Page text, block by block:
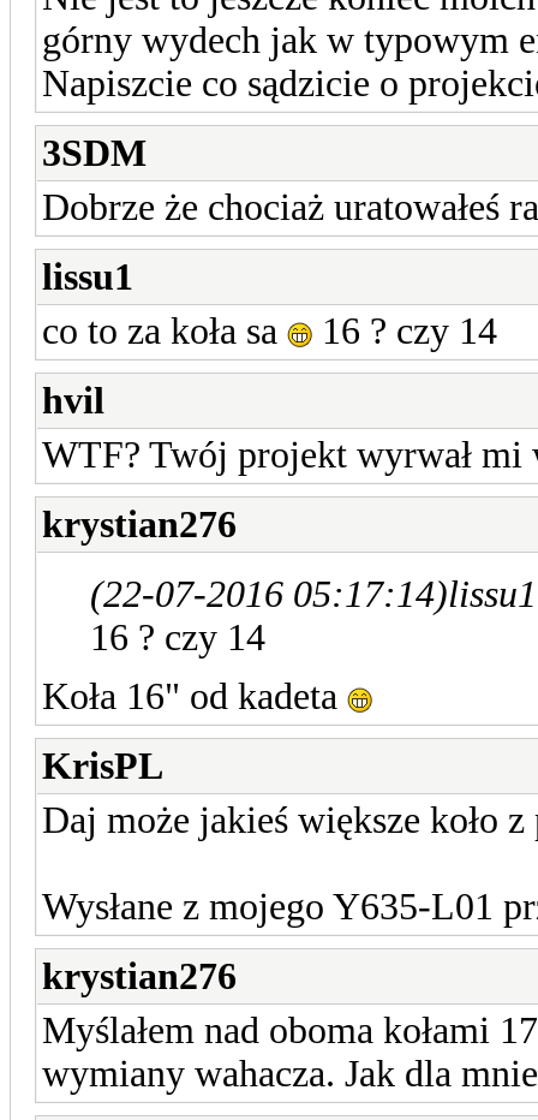
górny wydech jak w typowym
Napiszcie co sądzicie o
3SDM
Dobrze że chociaż uratowałeś
lissu1
co to za koła sa
16 ? czy 14
hvil
WTF? Twój projekt wyrwał
krystian276
(22-07-2016 05:17:14)
16 ? czy 14
Koła 16" od kadeta
KrisPL
Daj może jakieś większe koło z
Wysłane z mojego Y635-L01
krystian276
Myślałem nad oboma kołami
wymiany wahacza. Jak dla